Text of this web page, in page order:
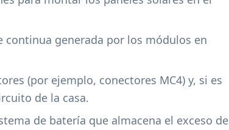
generada por los módulos en
(por ejemplo, conectores MC4) y, si es
de la casa.
de batería que almacena el exceso de